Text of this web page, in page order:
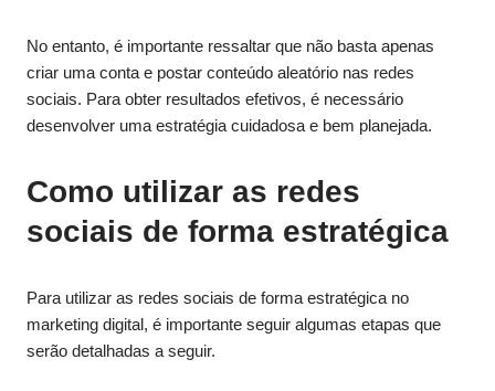
No entanto, é importante ressaltar que não basta apenas
criar uma conta e postar conteúdo aleatório nas redes
sociais. Para obter resultados efetivos, é necessário
desenvolver uma estratégia cuidadosa e bem planejada.
Como utilizar as redes
sociais de forma estratégica
Para utilizar as redes sociais de forma estratégica no
marketing digital, é importante seguir algumas etapas que
serão detalhadas a seguir.